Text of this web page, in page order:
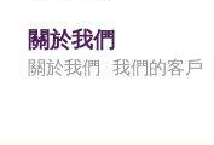
關於我們
關於我們 我們的客戶